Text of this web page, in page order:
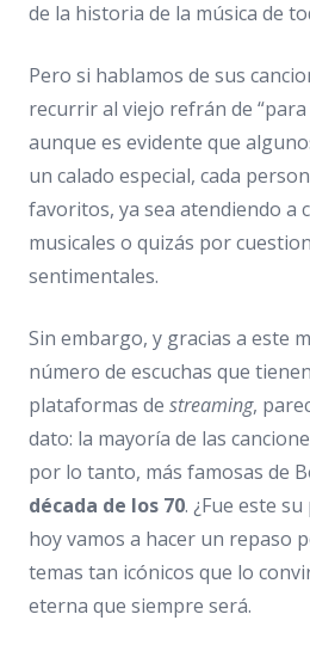
de la historia de la música de
Pero si hablamos de sus
recurrir al viejo refrán de “para
aunque es evidente que
un calado especial, cada
favoritos, ya sea atendiendo a
musicales o quizás por
sentimentales.
Sin embargo, y gracias a este
número de escuchas que
plataformas de streaming,
dato: la mayoría de las
por lo tanto, más famosas de
década de los 70. ¿Fue este
hoy vamos a hacer un repaso
temas tan icónicos que lo
eterna que siempre será.